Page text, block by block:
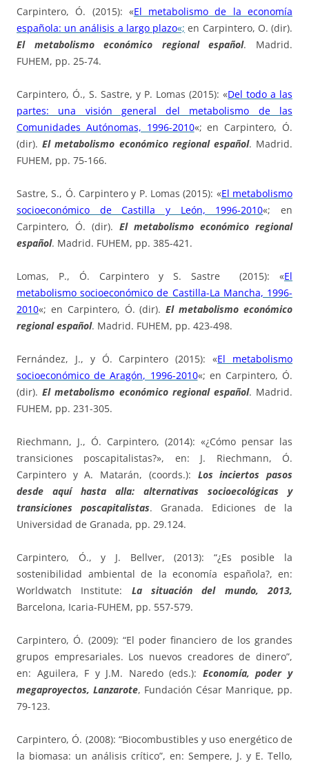
Carpintero, Ó. (2015): «El metabolismo de la economía
española: un análisis a largo plazo«; en Carpintero, O. (dir).
El metabolismo económico regional español. Madrid.
FUHEM, pp. 25-74.
Carpintero, Ó., S. Sastre, y P. Lomas (2015): «Del todo a las
partes: una visión general del metabolismo de las
Comunidades Autónomas, 1996-2010«; en Carpintero, Ó.
(dir).El metabolismo económico regional español. Madrid.
FUHEM, pp. 75-166.
Sastre, S., Ó. Carpintero y P. Lomas (2015): «El metabolismo
socioeconómico de Castilla y León, 1996-2010«; en
Carpintero, Ó. (dir). El metabolismo económico regional
español. Madrid. FUHEM, pp. 385-421.
Lomas, P., Ó. Carpintero y S. Sastre (2015): «El
metabolismo socioeconómico de Castilla-La Mancha, 1996-
2010«; en Carpintero, Ó. (dir).El metabolismo económico
regional español. Madrid. FUHEM, pp. 423-498.
Fernández, J., y Ó. Carpintero (2015): «El metabolismo
socioeconómico de Aragón, 1996-2010«; en Carpintero, Ó.
(dir).El metabolismo económico regional español. Madrid.
FUHEM, pp. 231-305.
Riechmann, J., Ó. Carpintero, (2014): «¿Cómo pensar las
transiciones poscapitalistas?», en: J. Riechmann, Ó.
Carpintero y A. Matarán, (coords.): Los inciertos pasos
desde aquí hasta alla: alternativas socioecológicas y
transiciones poscapitalistas. Granada. Ediciones de la
Universidad de Granada, pp. 29.124.
Carpintero, Ó., y J. Bellver, (2013): “¿Es posible la
sostenibilidad ambiental de la economía española?, en:
Worldwatch Institute: La situación del mundo, 2013,
Barcelona, Icaria-FUHEM, pp. 557-579.
Carpintero, Ó. (2009): “El poder financiero de los grandes
grupos empresariales. Los nuevos creadores de dinero”,
en: Aguilera, F y J.M. Naredo (eds.): Economía, poder y
megaproyectos, Lanzarote, Fundación César Manrique, pp.
79-123.
Carpintero, Ó. (2008): “Biocombustibles y uso energético de
la biomasa: un análisis crítico”, en: Sempere, J. y E. Tello,